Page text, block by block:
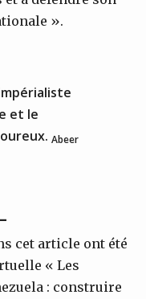
».
et le
Abeer
cet article ont été
« Les
: construire